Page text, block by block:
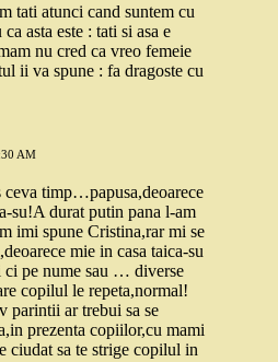
tati atunci cand suntem cu
asta este : tati si asa e
nu cred ca vreo femeie
ii va spune : fa dragoste cu
AM
ceva timp…papusa,deoarece
su!A durat putin pana l-am
imi spune Cristina,rar mi se
mie in casa taica-su
ci pe nume sau … diverse
copilul le repeta,normal!
parintii ar trebui sa se
prezenta copiilor,cu mami
ciudat sa te strige copilul in